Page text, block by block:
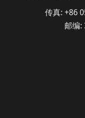
传真: +86
邮编: